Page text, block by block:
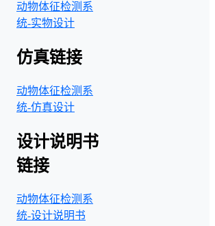
动物体征检测系
统-实物设计
仿真链接
动物体征检测系
统-仿真设计
设计说明书
链接
动物体征检测系
统-设计说明书